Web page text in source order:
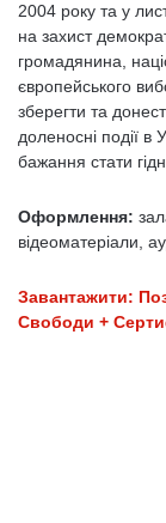
2004 року та у
на захист
громадянина,
європейського
зберегти та
доленосні події в
бажання стати
Оформлення:
відеоматеріали,
Завантажити:
Свободи +